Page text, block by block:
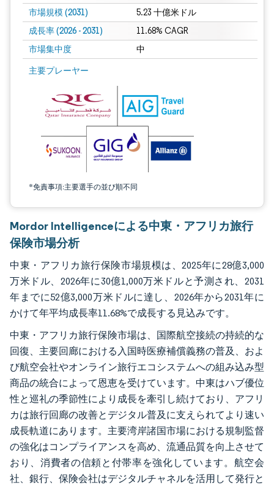
市場規模 (2031) 5.23 十億米ドル
成長率 (2026 - 2031) 11.68% CAGR
市場集中度 中
主要プレーヤー
*免責事項:主要選手の並び順不同
画像 © Mordor Intelligence。再利用にはCC BY 4.0の表示が必要です。
Mordor Intelligenceによる中東・アフリカ旅行
保険市場分析
中東・アフリカ旅行保険市場規模は、2025年に28億3,000
万米ドル、2026年に30億1,000万米ドルと予測され、2031
年までに52億3,000万米ドルに達し、2026年から2031年に
かけて年平均成長率11.68%で成長する見込みです。
中東・アフリカ旅行保険市場は、国際航空接続の持続的な
回復、主要回廊における入国時医療補償義務の普及、およ
び航空会社やオンライン旅行エコシステムへの組み込み型
商品の統合によって恩恵を受けています。中東はハブ優位
性と巡礼の季節性により成長を牽引し続けており、アフリ
カは旅行回廊の改善とデジタル普及に支えられてより速い
成長軌道にあります。主要湾岸諸国市場における規制監督
の強化はコンプライアンスを高め、流通品質を向上させて
おり、消費者の信頼と付帯率を強化しています。航空会
社、銀行、保険会社はデジタルチャネルを活用して発行と